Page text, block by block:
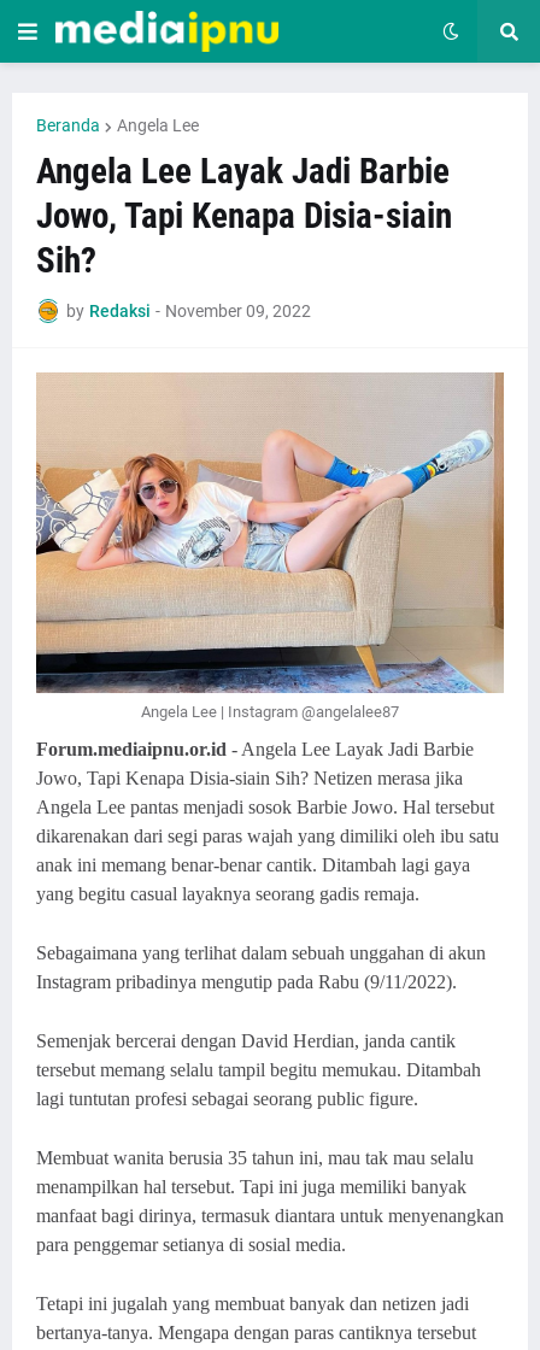
Beranda Angela Lee
Angela Lee Layak Jadi Barbie
Jowo, Tapi Kenapa Disia-siain
Sih?
by Redaksi - November 09, 2022
Angela Lee | Instagram @angelalee87
Forum.mediaipnu.or.id - Angela Lee Layak Jadi Barbie
Jowo, Tapi Kenapa Disia-siain Sih? Netizen merasa jika
Angela Lee pantas menjadi sosok Barbie Jowo. Hal tersebut
dikarenakan dari segi paras wajah yang dimiliki oleh ibu satu
anak ini memang benar-benar cantik. Ditambah lagi gaya
yang begitu casual layaknya seorang gadis remaja.
Sebagaimana yang terlihat dalam sebuah unggahan di akun
Instagram pribadinya mengutip pada Rabu (9/11/2022).
Semenjak bercerai dengan David Herdian, janda cantik
tersebut memang selalu tampil begitu memukau. Ditambah
lagi tuntutan profesi sebagai seorang public figure.
Membuat wanita berusia 35 tahun ini, mau tak mau selalu
menampilkan hal tersebut. Tapi ini juga memiliki banyak
manfaat bagi dirinya, termasuk diantara untuk menyenangkan
para penggemar setianya di sosial media.
Tetapi ini jugalah yang membuat banyak dan netizen jadi
bertanya-tanya. Mengapa dengan paras cantiknya tersebut